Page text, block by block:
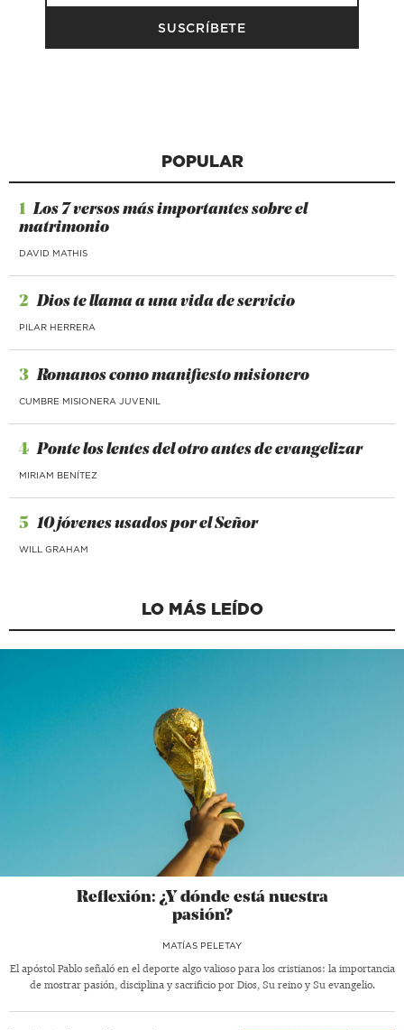
POPULAR
1 Los 7 versos más importantes sobre el
matrimonio
DAVID MATHIS
2 Dios te llama a una vida de servicio
PILAR HERRERA
3 Romanos como manifiesto misionero
CUMBRE MISIONERA JUVENIL
4 Ponte los lentes del otro antes de evangelizar
MIRIAM BENÍTEZ
5 10 jóvenes usados por el Señor
WILL GRAHAM
LO MÁS LEÍDO
Reflexión: ¿Y dónde está nuestra
pasión?
MATÍAS PELETAY
El apóstol Pablo señaló en el deporte algo valioso para los cristianos: la importancia
de mostrar pasión, disciplina y sacrificio por Dios, Su reino y Su evangelio.